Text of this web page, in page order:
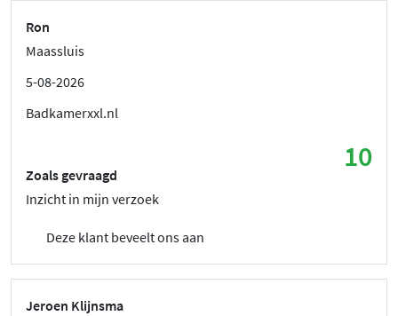
Ron
Maassluis
5-08-2026
Badkamerxxl.nl
10
Zoals gevraagd
Inzicht in mijn verzoek
Deze klant beveelt ons aan
Jeroen Klijnsma